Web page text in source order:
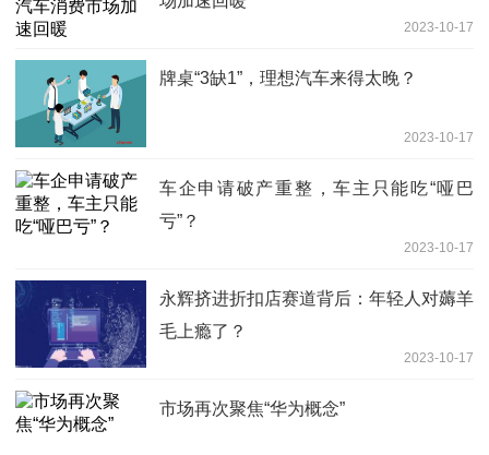
2023-10-17
牌桌“3缺1”，理想汽车来得太晚？
2023-10-17
车企申请破产重整，车主只能吃“哑巴
亏”？
2023-10-17
永辉挤进折扣店赛道背后：年轻人对薅羊
毛上瘾了？
2023-10-17
市场再次聚焦“华为概念”